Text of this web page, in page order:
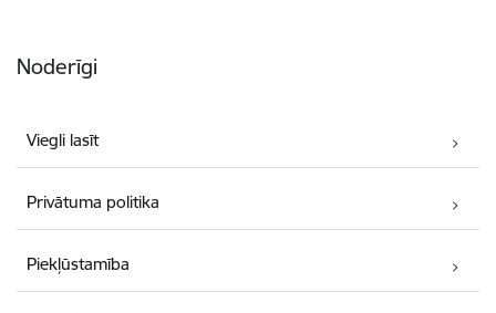
Noderīgi
Viegli lasīt
Privātuma politika
Piekļūstamība